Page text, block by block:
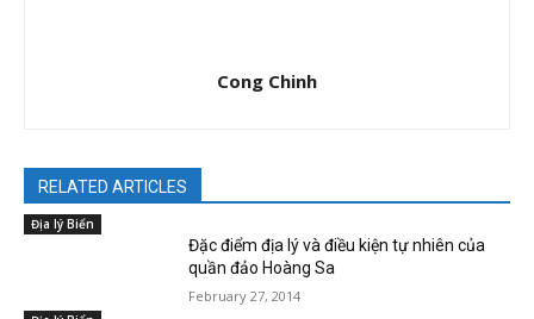
Cong Chinh
RELATED ARTICLES
Địa lý Biển
Đặc điểm địa lý và điều kiện tự nhiên của
quần đảo Hoàng Sa
February 27, 2014